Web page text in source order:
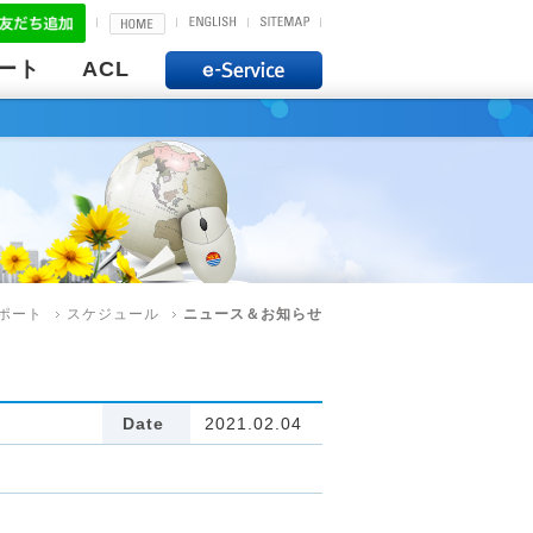
ト ACL
ート スケジュール ニュース＆お知らせ
Date 2021.02.04